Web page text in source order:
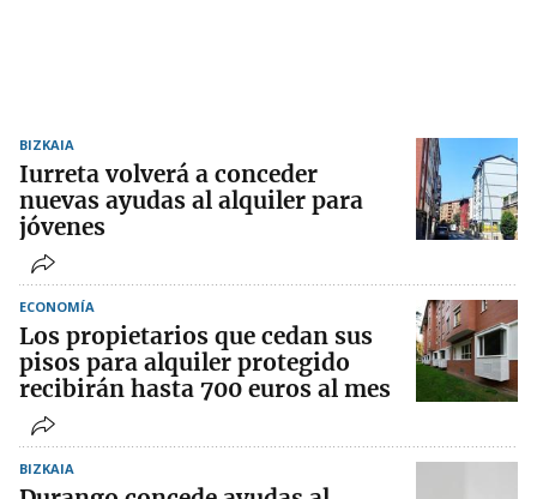
BIZKAIA
Iurreta volverá a conceder
nuevas ayudas al alquiler para
jóvenes
ECONOMÍA
Los propietarios que cedan sus
pisos para alquiler protegido
recibirán hasta 700 euros al mes
BIZKAIA